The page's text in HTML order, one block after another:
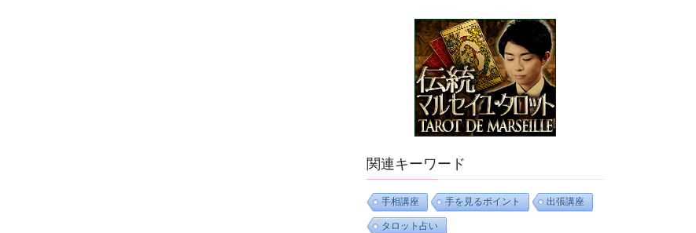
関連キーワード
手相講座 手を見るポイント 出張講座
タロット占い